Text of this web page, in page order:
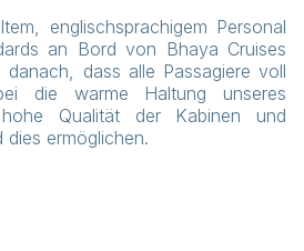
englischsprachigem Personal
an Bord von Bhaya Cruises
danach, dass alle Passagiere voll
die warme Haltung unseres
Qualität der Kabinen und
dies ermöglichen.